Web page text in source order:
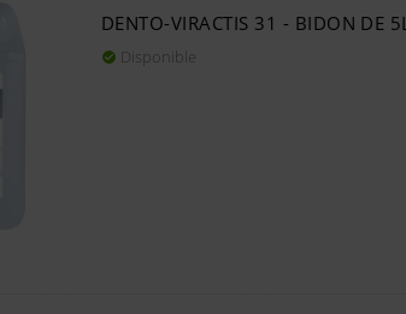
DENTO-VIRACTIS 31 - BIDON DE 5L
 Disponible